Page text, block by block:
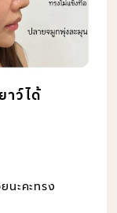
าว์ได้
นะคะทรง